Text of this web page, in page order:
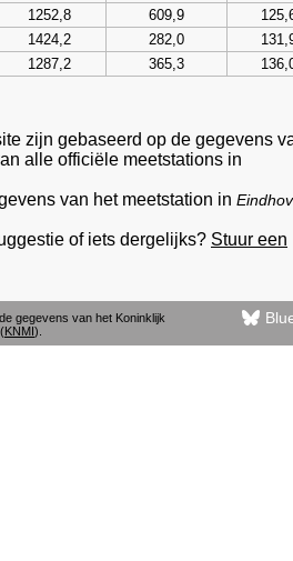
1252,8 609,9
1424,2 282,0
1287,2 365,3
zijn gebaseerd op de gegevens
alle officiële meetstations in
van het meetstation in
of iets dergelijks? Stuur een
gegevens van het Koninklijk
KNMI).